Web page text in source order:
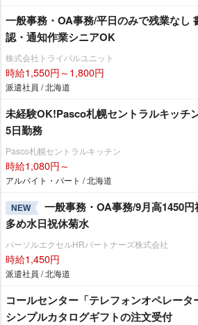
一般事務・OA事務/平日のみで残業なし
認・通知作業シニアOK
株式会社トライバルユニット
時給1,550円～1,800円
派遣社員 / 北海道
未経験OK!Pasco札幌セントラルキッチ
5日勤務
Pasco札幌セントラルキッチン
時給1,080円～
アルバイト・パート / 北海道
NEW
一般事務・OA事務/9月高1450
多め水日祝休菊水
パーソルエクセルHRパートナーズ株式会社
時給1,450円
派遣社員 / 北海道
コールセンター「テレフォンオペレー
シンプルカタログギフトの注文受付